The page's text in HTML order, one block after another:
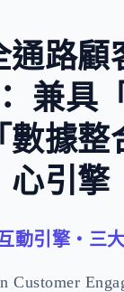
通路顧
兼具
數據整
心引擎
動引擎・三
Customer